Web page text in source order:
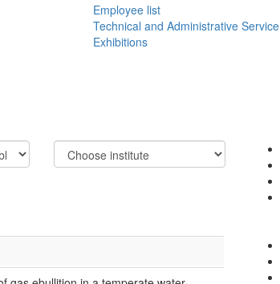
Employee list
Technical and Administrative Service
Exhibitions